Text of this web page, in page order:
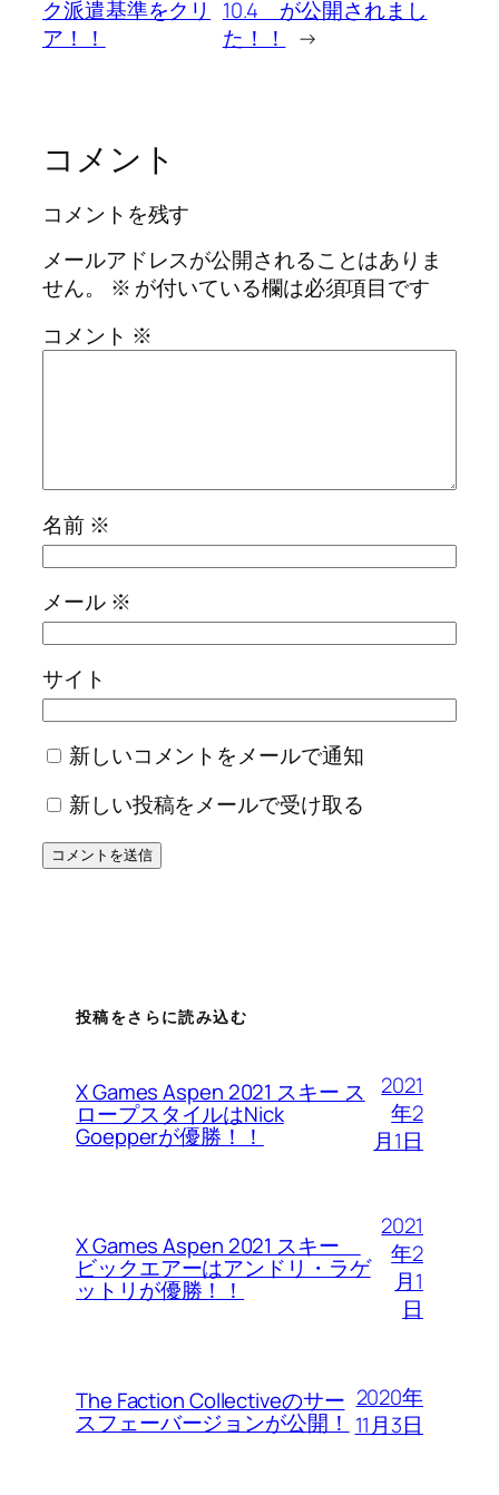
ク派遣基準をクリ
ア！！
10.4 が公開されまし
た！！
→
コメント
コメントを残す
メールアドレスが公開されることはありま
せん。
※ が付いている欄は必須項目です
コメント ※
名前 ※
メール ※
サイト
新しいコメントをメールで通知
新しい投稿をメールで受け取る
投稿をさらに読み込む
X Games Aspen 2021 スキー ス
ロープスタイルはNick
Goepperが優勝！！
2021
年2
月1日
X Games Aspen 2021 スキー
ビックエアーはアンドリ・ラゲ
ットリが優勝！！
2021
年2
月1
日
The Faction Collectiveのサー
スフェーバージョンが公開！
2020年
11月3日